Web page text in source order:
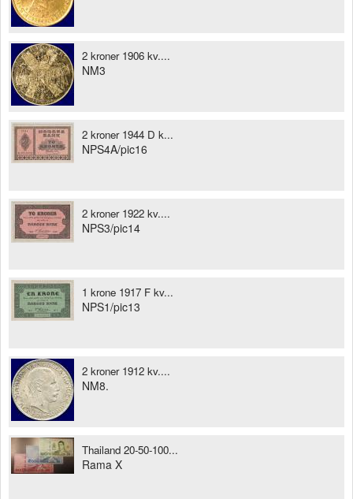
2 kroner 1906 kv....
NM3
2 kroner 1944 D k...
NPS4A/pic16
2 kroner 1922 kv....
NPS3/pic14
1 krone 1917 F kv...
NPS1/pic13
2 kroner 1912 kv....
NM8.
Thailand 20-50-100...
Rama X